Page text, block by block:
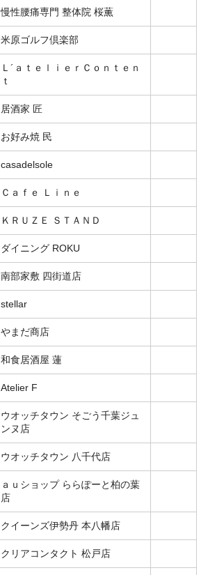
慢性腰痛専門 整体院 桜薫
米原ゴルフ倶楽部
Ｌ´ａｔｅｌｉｅｒＣｏｎｔｅｎ
ｔ
居酒家 匠
お好み焼 民
casadelsole
Ｃａｆｅ Ｌｉｎｅ
ＫＲＵＺＥ ＳＴＡＮＤ
ダイニング ROKU
南部家敷 四街道店
stellar
やまだ商店
和食居酒屋 蓮
Atelier F
ウオッチタウン そごう千葉ジュ
ンヌ店
ウオッチタウン 八千代店
ａｕショップ ららぽーと柏の葉
店
クイーンズ伊勢丹 本八幡店
クリアコンタクト 松戸店